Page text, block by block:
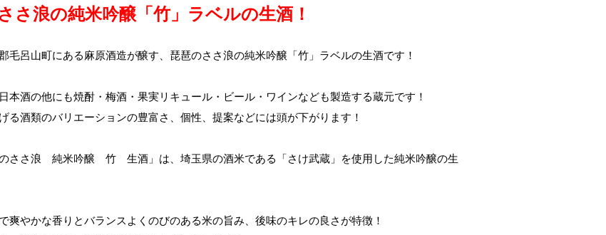
さ浪の純米吟醸「竹」ラベルの生酒！
毛呂山町にある麻原酒造が醸す、琵琶のささ浪の純米吟醸「竹」ラベルの生酒です！
本酒の他にも焼酎・梅酒・果実リキュール・ビール・ワインなども製造する蔵元です！
る酒類のバリエーションの豊富さ、個性、提案などには頭が下がります！
ささ浪 純米吟醸 竹 生酒」は、埼玉県の酒米である「さけ武蔵」を使用した純米吟醸の生
爽やかな香りとバランスよくのびのある米の旨み、後味のキレの良さが特徴！